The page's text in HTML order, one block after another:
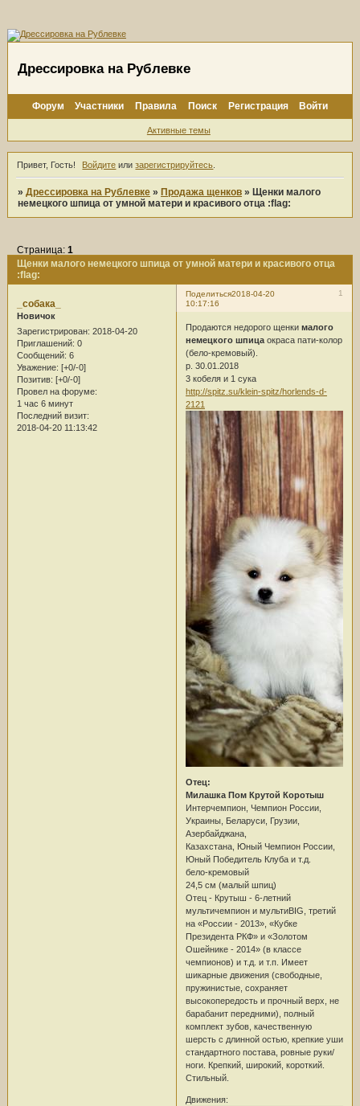
Дрессировка на Рублевке
Форум Участники Правила Поиск Регистрация Войти
Активные темы
Привет, Гость! Войдите илизарегистрируйтесь
»Дрессировка на Рублевке » Продажа щенков » Щенки малого
немецкого шпица от умной матери и красивого отца :flag:
Щенки малого немецкого шпица от умной матери и красивого отца
:flag:
Страница:1
Поделиться 1
2018-04-20
10:17:16
_собака_
Новичок
Зарегистрирован: 2018-04-20
Приглашений: 0
Сообщений: 6
Уважение: [+0/-0]
Позитив: [+0/-0]
Провел на форуме:
1 час 6 минут
Последний визит:
2018-04-20 11:13:42
Продаются недорого щенки малого
немецкого шпицаокраса пати-колор
(бело-кремовый).
р. 30.01.2018
3 кобеля и 1 сука
http://spitz.su/klein-spitz/horlends-d-
2121
Отец:
Милашка Пом Крутой Коротыш
Интерчемпион, Чемпион России,
Украины, Беларуси, Грузии,
Азербайджана,
Казахстана, Юный Чемпион России,
Юный Победитель Клуба и т.д.
бело-кремовый
24,5 см (малый шпиц)
Отец - Крутыш - 6-летний
мультичемпион и мультиBIG, третий
на «России - 2013», «Кубке
Президента РКФ» и «Золотом
Ошейнике - 2014» (в классе
чемпионов) и т.д. и т.п. Имеет
шикарные движения (свободные,
пружинистые, сохраняет
высокопередость и прочный верх, не
барабанит передними), полный
комплект зубов, качественную
шерсть с длинной остью, крепкие уши
стандартного постава, ровные руки/
ноги. Крепкий, широкий, короткий.
Стильный.
Движения: